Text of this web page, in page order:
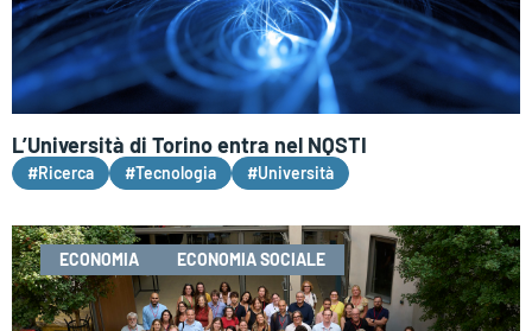
L’Università di Torino entra nel NQSTI
#Ricerca #Tecnologia #Università
ECONOMIA ECONOMIA SOCIALE